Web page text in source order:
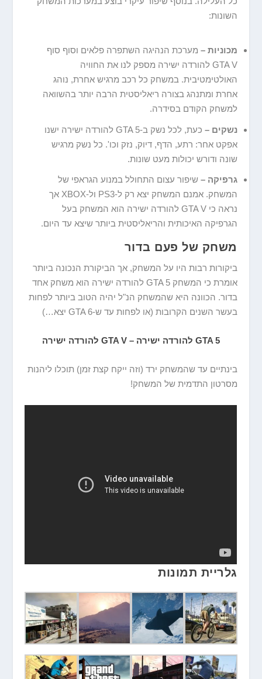
השונות:
מכוניות – מערכת הנהיגה השתפרה פלאים וסוף סוף
GTA V להורדה ישירה מספק לנו את החוויה
האולטימטיבית. במשחק כל רכב מרגיש אחרת, נוהג
אחרת ומתנהג בצורה ריאליסטית הרבה יותר בהשוואה
למשחק הקודם בסידרה.
נשקים –
כעת, לכל נשק ב-GTA 5 להורדה ישירה ישנו
אפקט אחר: רתע, הדף, דיוק, נזק וכו'. כל נשק מרגיש
שונה ודורש יכולות מעט שונות.
גרפיקה –שיפור עצום התחולל במנוע הגראפי של
המשחק. אמנם המשחק יצא רק ל-PS3 ול-XBOX אך
נראה כי GTA V להורדה ישירה הוא המשחק בעל
הגרפיקה האיכותית והריאליסטית ביותר שיצא עד היום.
משחק של פעם בדור
ביקורות רבות היו על המשחק, אך הביקורת הנכונה ביותר
אומרת כי המשחק GTA 5 להורדה ישירה הוא משחק אחד
בדור. הכוונה היא שהמשחק הנ"ל יהיה הטוב ביותר לפחות
בעשר השנים הקרובות (או לפחות עד ש-GTA 6 יצא…)
GTA 5 להורדה ישירה – GTA V להורדה ישירה
בינתיים עד שהמשחק ירד (וזה ייקח קצת זמן) תוכלו ליהנות
מסרטון התדמית של המשחק!
גלריית תמונות